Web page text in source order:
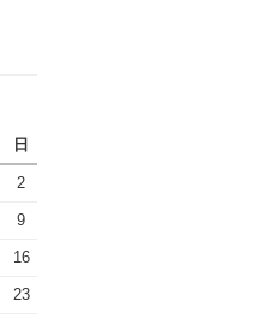
日
2
9
16
23